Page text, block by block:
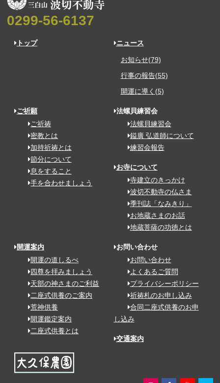
0299-56-6137
トップ ニュース
お知らせ(79)
行事の報告(55)
開運に導く(5)
ご祈願
ご祈祷
密教とは
加持祈祷とは
節分について
息をすること
手を合わせましょう
法螺貝練習会
法螺貝練習会
鎰廣 弘道師について
練習会報告
お寺について
寺建立のきっかけ
波切不動寺の仏さま
季刊誌「なみきり」
お地蔵さまのお話
地蔵菩薩の功徳とは
開運案内
開運の道しるべ
四尊を拝みましょう
天部の神さまのご利益
二座式供養のご案内
荒神供養
開運鑑定案内
二座式供養とは
お問い合わせ
お問い合わせ
よくあるご質問
プライバシーポリシー
祈祷札のお申し込み
合同二座式供養のお申
し込み
交通案内